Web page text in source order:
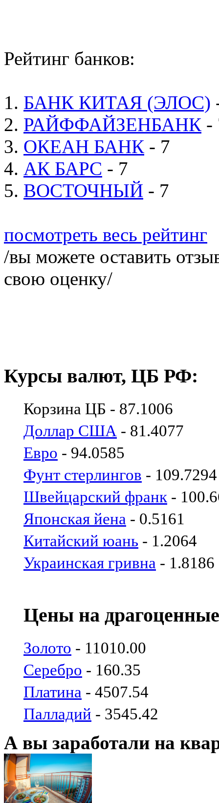
Рейтинг банков:
1. БАНК КИТАЯ (ЭЛОС)
2. РАЙФФАЙЗЕНБАНК -
3. ОКЕАН БАНК - 7
4. АК БАРС - 7
5. ВОСТОЧНЫЙ - 7
посмотреть весь рейтинг
/вы можете оставить
свою оценку/
Курсы валют, ЦБ РФ:
Корзина ЦБ - 87.1006
Доллар США - 81.4077
Евро - 94.0585
Фунт стерлингов - 109.7294
Швейцарский франк -
Японская йена - 0.5161
Китайский юань - 1.2064
Украинская гривна - 1.8186
Цены на
Золото - 11010.00
Серебро - 160.35
Платина - 4507.54
Палладий - 3545.42
А вы заработали на